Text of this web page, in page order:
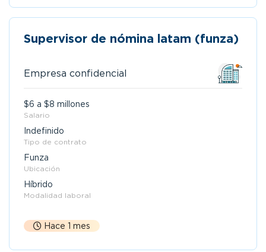
Supervisor de nómina latam (funza)
Empresa confidencial
$6 a $8 millones
Salario
Indefinido
Tipo de contrato
Funza
Ubicación
Híbrido
Modalidad laboral
Hace 1 mes